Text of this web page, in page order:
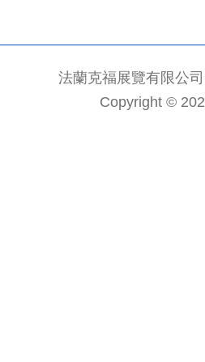
法蘭克福展覽有限公
Copyright ©